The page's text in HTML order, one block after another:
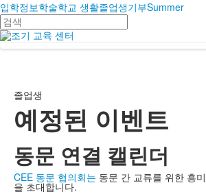
입학정보학술학교 생활졸업생기부Summer
검
색
졸업생
예정된 이벤트
동문 연결 캘린더
CEE 동문 협의회는 동문 간 교류를 위한 흥
을 초대합니다.